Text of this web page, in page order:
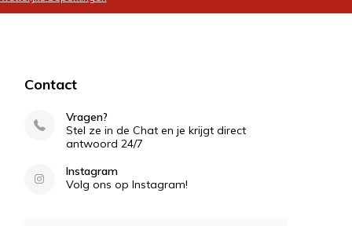
Contact
Vragen?
Stel ze in de Chat en je krijgt direct
antwoord 24/7
Instagram
Volg ons op Instagram!